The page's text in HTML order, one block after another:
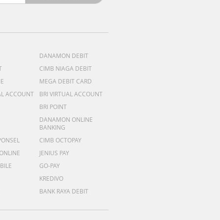
DANAMON DEBIT
CIMB NIAGA DEBIT
MEGA DEBIT CARD
ACCOUNT
BRI VIRTUAL ACCOUNT
BRI POINT
DANAMON ONLINE
BANKING
CIMB OCTOPAY
JENIUS PAY
GO-PAY
KREDIVO
BANK RAYA DEBIT